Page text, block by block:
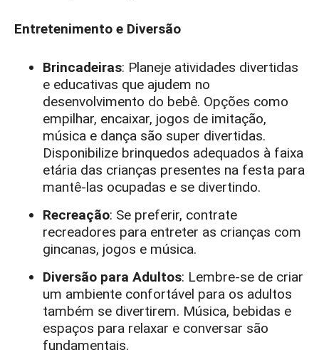
Entretenimento e Diversão
Brincadeiras: Planeje atividades divertidas
e educativas que ajudem no
desenvolvimento do bebê. Opções como
empilhar, encaixar, jogos de imitação,
música e dança são super divertidas.
Disponibilize brinquedos adequados à faixa
etária das crianças presentes na festa para
mantê-las ocupadas e se divertindo.
Recreação: Se preferir, contrate
recreadores para entreter as crianças com
gincanas, jogos e música.
Diversão para Adultos: Lembre-se de criar
um ambiente confortável para os adultos
também se divertirem. Música, bebidas e
espaços para relaxar e conversar são
fundamentais.